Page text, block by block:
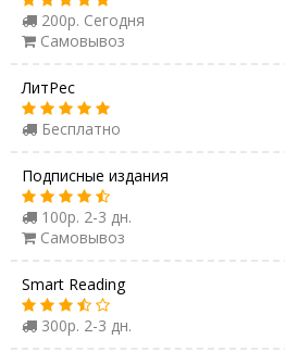
200р. Сегодня
Самовывоз
ЛитРес
Бесплатно
Подписные издания
100р. 2-3 дн.
Самовывоз
Smart Reading
300р. 2-3 дн.